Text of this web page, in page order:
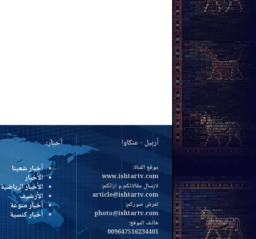
أربيل - عنكاوا
موقع القناة:
www.ishtartv.com
لارسال مقالاتكم و ارائكم:
article@ishtartv.com
لعرض صوركم:
photo@ishtartv.com
هاتف الموقع:
009647516234401
أخبار:
أخبار شعبنا
الأخبار
الأخبار الرياضية
الأرشيف
أخبار منوعة
أخبار كنسية